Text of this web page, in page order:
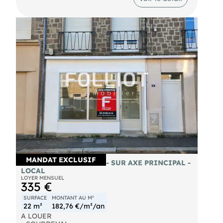
MANDAT EXCLUSIF
A LOUER - SOURDEVAL - SUR AXE PRINCIPAL -
LOCAL
LOYER MENSUEL
335 €
SURFACE
22 m²
MONTANT AU M²
182,76 €/m²/an
A LOUER